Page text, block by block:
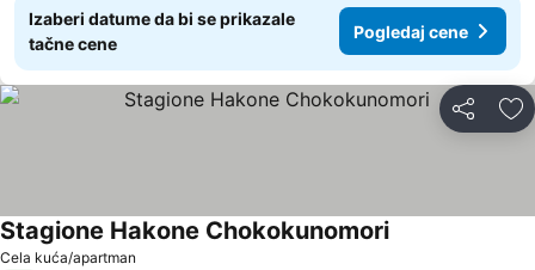
Izaberi datume da bi se prikazale
tačne cene
Pogledaj cene
Deli
Cela kuća/apartman
Stagione Hakone ChokokunomoriPogledaj cene